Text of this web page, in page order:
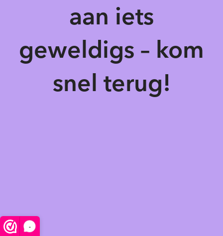
-
aan iets
geweldigs – kom
snel terug!